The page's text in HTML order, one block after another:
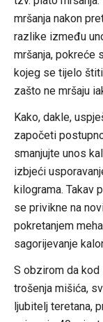
mršanja nakon
razlike između
mršanja, pokreće
kojeg se tijelo
zašto ne mršaju
Kako, dakle,
započeti
smanjujte unos
izbjeći
kilograma. Takav
se privikne na
pokretanjem
sagorijevanje
S obzirom da
trošenja mišića,
ljubitelj teretana,